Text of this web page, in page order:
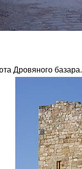
Дровяного базара.